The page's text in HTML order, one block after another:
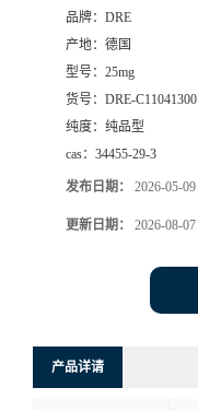
品牌： DRE
产地： 德国
型号： 25mg
货号： DRE-C11041300
纯度： 纯品型
cas： 34455-29-3
发布日期： 2026-05-09
更新日期： 2026-08-07
产品详请